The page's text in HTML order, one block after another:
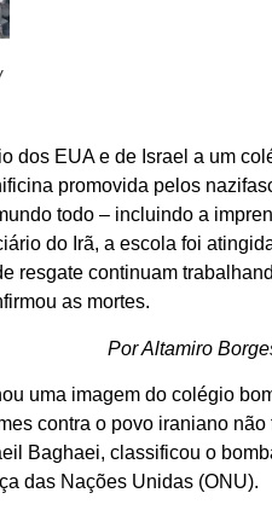
dos EUA e de Israel a um
promovida pelos
todo – incluindo a
do Irã, a escola foi
resgate continuam
as mortes.
Por Altamiro
uma imagem do colégio
contra o povo iraniano não
Baghaei, classificou o
das Nações Unidas (ONU).